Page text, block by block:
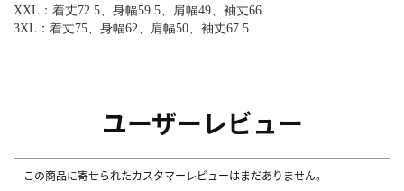
XXL：着丈72.5、身幅59.5、肩幅49、袖丈66
3XL：着丈75、身幅62、肩幅50、袖丈67.5
ユーザーレビュー
この商品に寄せられたカスタマーレビューはまだありません。